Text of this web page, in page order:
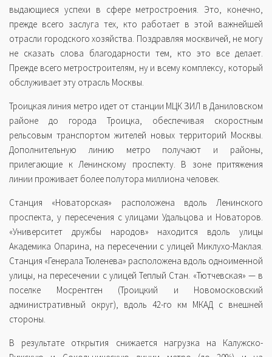
выдающиеся успехи в сфере метростроения. Это, конечно,
прежде всего заслуга тех, кто работает в этой важнейшей
отрасли городского хозяйства. Поздравляя москвичей, не могу
не сказать слова благодарности тем, кто это все делает.
Прежде всего метростроителям, ну и всему комплексу, который
обслуживает эту отрасль Москвы.
Троицкая линия метро идет от станции МЦК ЗИЛ в Даниловском
районе до города Троицка, обеспечивая скоростным
рельсовым транспортом жителей новых территорий Москвы.
Дополнительную линию метро получают и районы,
прилегающие к Ленинскому проспекту. В зоне притяжения
линии проживает более полутора миллиона человек.
Станция «Новаторская» расположена вдоль Ленинского
проспекта, у пересечения с улицами Удальцова и Новаторов.
«Университет дружбы народов» находится вдоль улицы
Академика Опарина, на пересечении с улицей Миклухо-Маклая.
Станция «Генерала Тюленева» расположена вдоль одноименной
улицы, на пересечении с улицей Теплый Стан. «Тютчевская» — в
поселке Мосрентген (Троицкий и Новомосковский
административный округ), вдоль 42-го км МКАД с внешней
стороны.
В результате открытия снижается нагрузка на Калужско-